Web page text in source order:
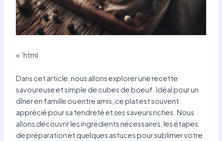
« `html
Dans cet article, nous allons explorer une recette
savoureuse et simple de cubes de boeuf. Idéal pour un
dîner en famille ou entre amis, ce plat est souvent
apprécié pour sa tendreté et ses saveurs riches. Nous
allons découvrir les ingrédients nécessaires, les étapes
de préparation et quelques astuces pour sublimer votre